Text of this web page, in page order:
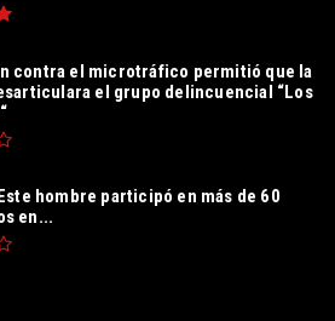
contra el microtráfico permitió que la
el grupo delincuencial “Los
hombre participó en más de 60
en...